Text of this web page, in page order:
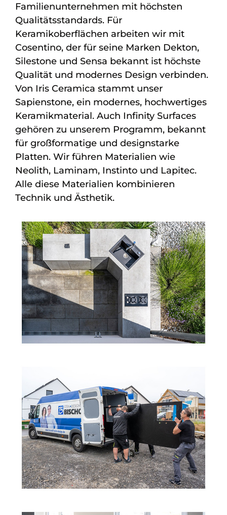
Familienunternehmen mit höchsten
Qualitätsstandards. Für
Keramikoberflächen arbeiten wir mit
Cosentino, der für seine Marken Dekton,
Silestone und Sensa bekannt ist höchste
Qualität und modernes Design verbinden.
Von Iris Ceramica stammt unser
Sapienstone, ein modernes, hochwertiges
Keramikmaterial. Auch Infinity Surfaces
gehören zu unserem Programm, bekannt
für großformatige und designstarke
Platten. Wir führen Materialien wie
Neolith, Laminam, Instinto und Lapitec.
Alle diese Materialien kombinieren
Technik und Ästhetik.